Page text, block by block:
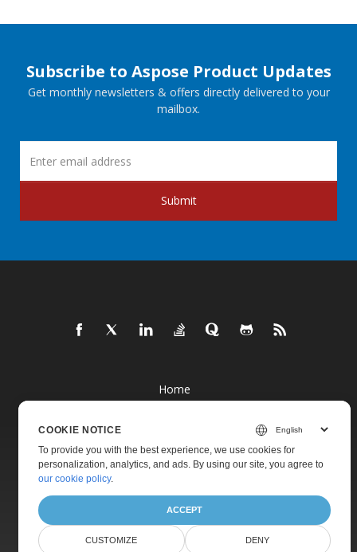
Subscribe to Aspose Product Updates
Get monthly newsletters & offers directly delivered to your
mailbox.
Submit
Home
Pricing
Live Demos
Free Support
COOKIE NOTICE
To provide you with the best experience, we use cookies for
personalization, analytics, and ads. By using our site, you agree to
our cookie policy.
ACCEPT
CUSTOMIZE DENY